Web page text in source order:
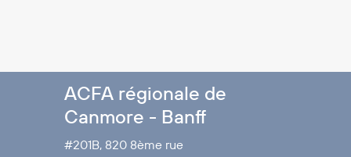
ACFA régionale de
Canmore - Banff
#201B, 820 8ème rue